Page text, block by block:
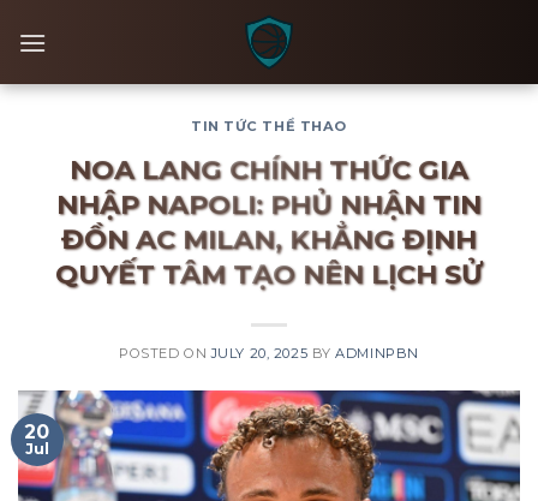
TIN TỨC THỂ THAO
NOA LANG CHÍNH THỨC GIA
NHẬP NAPOLI: PHỦ NHẬN TIN
ĐỒN AC MILAN, KHẲNG ĐỊNH
QUYẾT TÂM TẠO NÊN LỊCH SỬ
POSTED ONJULY 20, 2025 BYADMINPBN
20
Jul